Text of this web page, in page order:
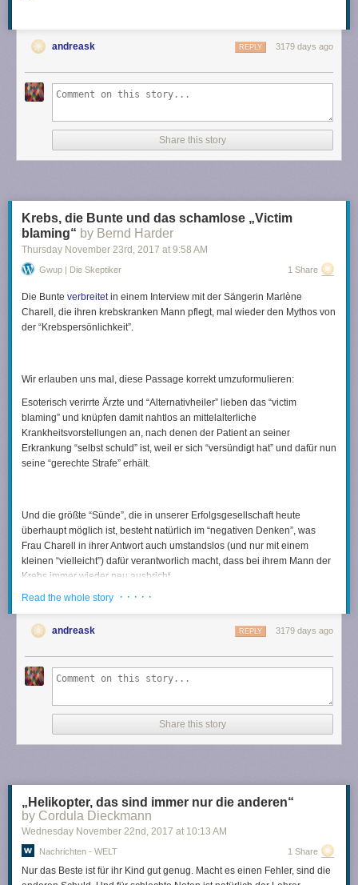
andreask 3179 days ago
REPLY
Share this story
Krebs, die Bunte und das schamlose „Victim
blaming“ by Bernd Harder
Thursday November 23rd , 2017 at 9:58 AM
Gwup | Die Skeptiker 1 Share
Die Bunte verbreitetin einem Interview mit der Sängerin Marlène
Charell, die ihren krebskranken Mann pflegt, mal wieder den Mythos von
der “Krebspersönlichkeit”.
Wir erlauben uns mal, diese Passage korrekt umzuformulieren:
Esoterisch verirrte Ärzte und “Alternativheiler” lieben das “victim
blaming” und knüpfen damit nahtlos an mittelalterliche
Krankheitsvorstellungen an, nach denen der Patient an seiner
Erkrankung “selbst schuld” ist, weil er sich “versündigt hat” und dafür nun
seine “gerechte Strafe” erhält.
Und die größte “Sünde”, die in unserer Erfolgsgesellschaft heute
überhaupt möglich ist, besteht natürlich im “negativen Denken”, was
Frau Charell in ihrer Antwort auch umstandslos (und nur mit einem
kleinen “vielleicht”) dafür verantworlich macht, dass bei ihrem Mann der
Krebs immer wieder neu ausbricht.
Meine Güte – wann spricht sich endlich auch bis zur Klatschpresse
herum, dass dieser Nonsenslängst widerlegtist?
Immerhin hat dafür dasInformationsnetzwerk Homöopathiebei dem
Online-PortalKrebs Rat&Hilfe einen Beitrag
Obwohl es keine belastbaren Nachweise dafür gibt, dass
die Homöopathie eine wirksame Therapie bei
Alle umfassenden Übersichtsarbeiten kommen seit 1991
gleichlautend zu dem Ergebnis, dass aufgrund der
vorliegenden Evidenz keine Schlussfolgerungen zu einer
Read the whole story · · · · ·
andreask 3179 days ago
REPLY
Share this story
„Helikopter, das sind immer nur die anderen“
by Cordula Dieckmann
Wednesday November 22nd , 2017 at 10:13 AM
Nachrichten - WELT 1 Share
Nur das Beste ist für ihr Kind gut genug. Macht es einen Fehler, sind die